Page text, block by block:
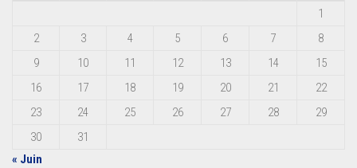
1
2
3 4 5 6 7
8
9
10 11 12 13 14
15
16
17 18 19 20 21
22
23
24 25 26 27 28
29
30
31
« Juin